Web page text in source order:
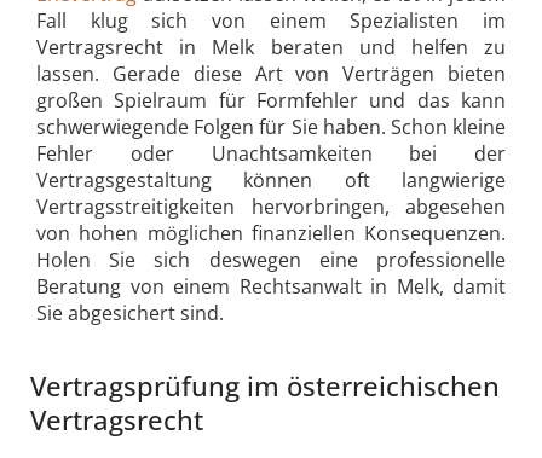
Fall klug sich von einem Spezialisten im
Vertragsrecht in Melk beraten und helfen zu
lassen. Gerade diese Art von Verträgen bieten
großen Spielraum für Formfehler und das kann
schwerwiegende Folgen für Sie haben. Schon kleine
Fehler oder Unachtsamkeiten bei der
Vertragsgestaltung können oft langwierige
Vertragsstreitigkeiten hervorbringen, abgesehen
von hohen möglichen finanziellen Konsequenzen.
Holen Sie sich deswegen eine professionelle
Beratung von einem Rechtsanwalt in Melk, damit
Sie abgesichert sind.
Vertragsprüfung im österreichischen
Vertragsrecht